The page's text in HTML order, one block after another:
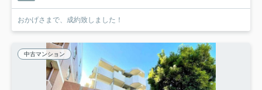
おかげさまで、成約致しました！
中古マンション